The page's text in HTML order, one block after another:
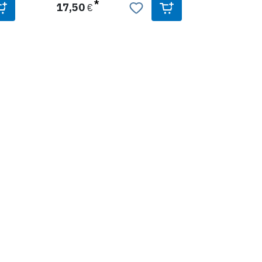
mit Kunststoffhülse und
17,50 €